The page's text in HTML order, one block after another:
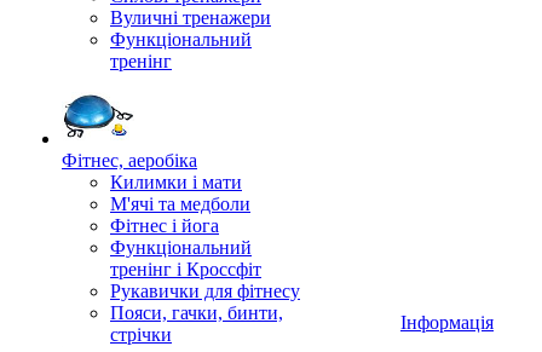
Вуличні тренажери
Функціональний
тренінг
Фітнес, аеробіка
Килимки і мати
М'ячі та медболи
Фітнес і йога
Функціональний
тренінг і Кроссфіт
Рукавички для фітнесу
Пояси, гачки, бинти,
стрічки
Інформація